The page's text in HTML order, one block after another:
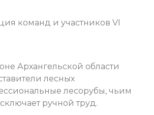
команд и участников VI
Архангельской области
лесных
лесорубы, чьим
ручной труд.